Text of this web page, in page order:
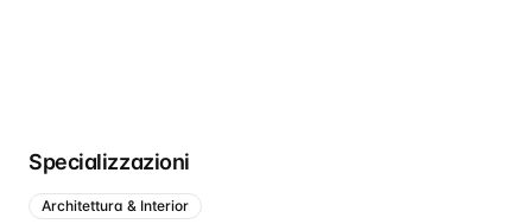
Specializzazioni
Architettura & Interior